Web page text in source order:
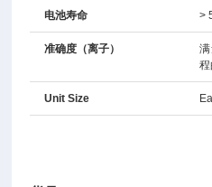
电池寿命 >
准确度（离子）
程
Unit Size